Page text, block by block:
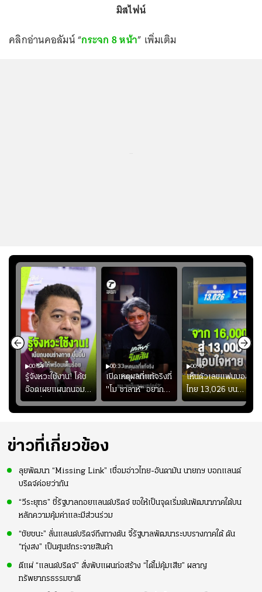
มิสไฟน์
คลิกอ่านคอลัมน์ “กระจก 8 หน้า” เพิ่มเติม
00:54
รู้จังหวะใช้งาน! โค้ช
อ๊อตเผยแผนถนอม
“บุ๋มบิ๋ม” เพื่อรักษา
ร่างกายให้พร้อมที่สุด
00:33
เปิดเหตุผลที่แท้จริงที่
"โม ซาลาห์" อยาก
ย้ายซบ "แทร็บซอนส
ปอร์"
00:40
เห็นตัวเลขแฟนบอล
ไทย 13,026 บน
สกอร์บอร์ดแล้วแอบ
ใจหาย น้อยกว่านัดที่
ข่าวที่เกี่ยวข้อง
ลุยพัฒนา “Missing Link” เชื่อมอ่าวไทย-อันดามัน นายกฯ บอกแลนด์
บริดจ์ค่อยว่ากัน
“วีระยุทธ” ชี้รัฐบาลถอยแลนด์บริดจ์ ขอให้เป็นจุดเริ่มต้นพัฒนาภาคใต้บน
หลักความคุ้มค่าและมีส่วนร่วม
“ชัยชนะ” ลั่นแลนด์บริดจ์ถึงทางตัน จี้รัฐบาลพัฒนาระบบรางภาคใต้ ดัน
“ทุ่งสง” เป็นศูนย์กระจายสินค้า
ตีแผ่ “แลนด์บริดจ์” สั่งพับแผนก่อสร้าง “ได้ไม่คุ้มเสีย” ผลาญ
ทรัพยากรธรรมชาติ